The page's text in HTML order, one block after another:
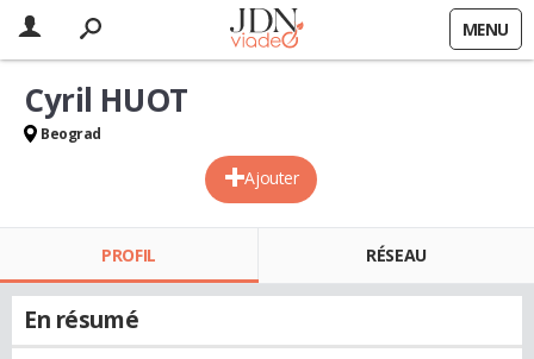
MENU
Ajouter
Cyril HUOT
Beograd
PROFIL RÉSEAU
En résumé